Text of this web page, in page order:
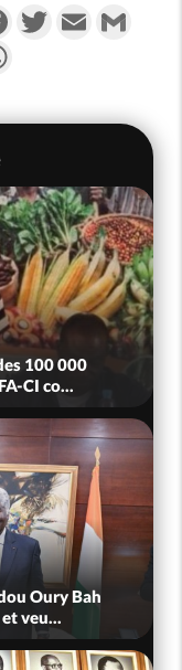
FacebookTwitterEmail
100 000
CI co...
Oury Bah
veu...